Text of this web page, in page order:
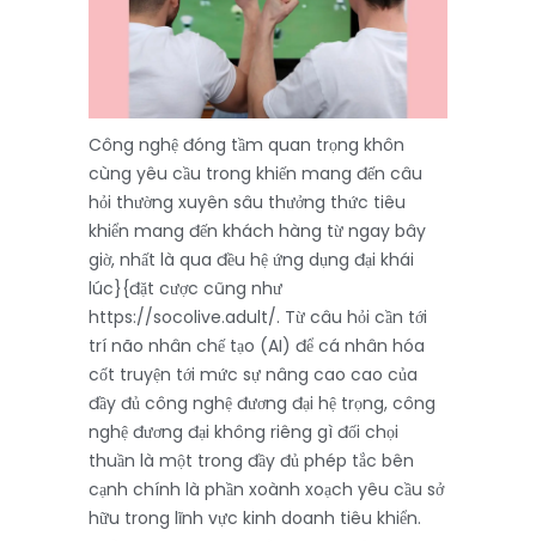
Công nghệ đóng tầm quan trọng khôn
cùng yêu cầu trong khiến mang đến câu
hỏi thường xuyên sâu thưởng thức tiêu
khiển mang đến khách hàng từ ngay bây
giờ, nhất là qua đều hệ ứng dụng đại khái
lúc}{đặt cược cũng như
https://socolive.adult/. Từ câu hỏi cần tới
trí não nhân chế tạo (AI) để cá nhân hóa
cốt truyện tới mức sự nâng cao cao của
đầy đủ công nghệ đương đại hệ trọng, công
nghệ đương đại không riêng gì đối chọi
thuần là một trong đầy đủ phép tắc bên
cạnh chính là phần xoành xoạch yêu cầu sở
hữu trong lĩnh vực kinh doanh tiêu khiển.